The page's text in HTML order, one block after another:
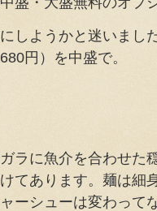
しようかと迷いまし
円）を中盛で。
ラに魚介を合わせた
てあります。麺は細
ーシューは変わって